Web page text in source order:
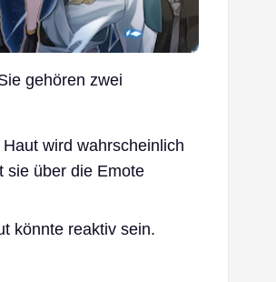
gehören zwei
wird wahrscheinlich
sie über die Emote
könnte reaktiv sein.